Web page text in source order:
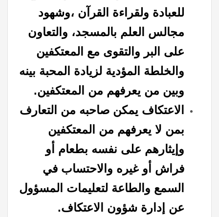
للعبادة ولقراءة القرآن ،وشهود
مجالس العلم بالمسجد، والتعاون
على البر والتقوى مع المعتكفين
والخلطة المؤدية لزيادة المحبة بينه
وبين من يعرفهم من المعتكفين.
الاعتكاف يمكن صاحبه من التعارف
بمن لا يعرفهم من المعتكفين
وإيثارهم على نفسه بطعام أو
فراش أو غيره والاحتساب في
السمع والطاعة لتعليمات المسؤول
عن إدارة شؤون الاعتكاف.